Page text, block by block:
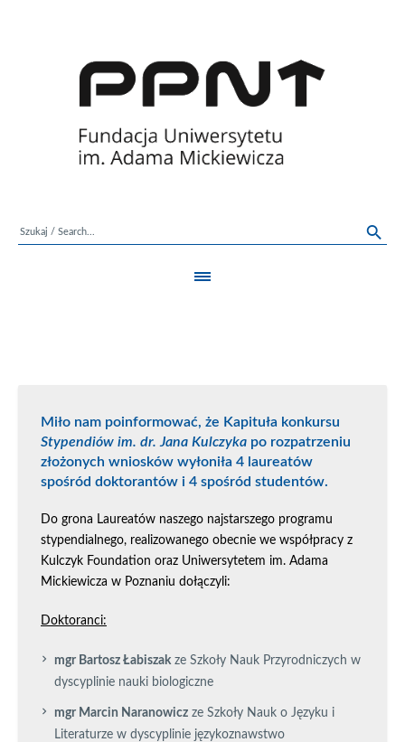
Miło nam poinformować, że Kapituła konkursu
Stypendiów im. dr. Jana Kulczyka po rozpatrzeniu
złożonych wniosków wyłoniła 4 laureatów
spośród doktorantów i 4 spośród studentów.
Do grona Laureatów naszego najstarszego programu
stypendialnego, realizowanego obecnie we współpracy z
Kulczyk Foundation oraz Uniwersytetem im. Adama
Mickiewicza w Poznaniu dołączyli:
Doktoranci:
mgr Bartosz Łabiszak ze Szkoły Nauk Przyrodniczych w
dyscyplinie nauki biologiczne
mgr Marcin Naranowicz ze Szkoły Nauk o Języku i
Literaturze w dyscyplinie językoznawstwo